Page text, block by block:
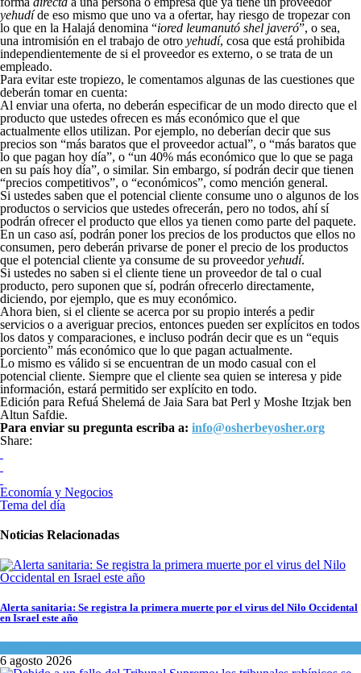
yehudíde eso mismo que uno va a ofertar, hay riesgo de tropezar con
lo que en la Halajá denomina “iored leumanutó shel javeró”, o sea,
una intromisión en el trabajo de otro yehudí, cosa que está prohibida
independientemente de si el proveedor es externo, o se trata de un
empleado.
Para evitar este tropiezo, le comentamos algunas de las cuestiones que
deberán tomar en cuenta:
Al enviar una oferta, no deberán especificar de un modo directo que el
producto que ustedes ofrecen es más económico que el que
actualmente ellos utilizan. Por ejemplo, no deberían decir que sus
precios son “más baratos que el proveedor actual”, o “más baratos que
lo que pagan hoy día”, o “un 40% más económico que lo que se paga
en su país hoy día”, o similar. Sin embargo, sí podrán decir que tienen
“precios competitivos”, o “económicos”, como mención general.
Si ustedes saben que el potencial cliente consume uno o algunos de los
productos o servicios que ustedes ofrecerán, pero no todos, ahí sí
podrán ofrecer el producto que ellos ya tienen como parte del paquete.
En un caso así, podrán poner los precios de los productos que ellos no
consumen, pero deberán privarse de poner el precio de los productos
que el potencial cliente ya consume de su proveedoryehudí.
Si ustedes no saben si el cliente tiene un proveedor de tal o cual
producto, pero suponen que sí, podrán ofrecerlo directamente,
diciendo, por ejemplo, que es muy económico.
Ahora bien, si el cliente se acerca por su propio interés a pedir
servicios o a averiguar precios, entonces pueden ser explícitos en todos
los datos y comparaciones, e incluso podrán decir que es un “equis
porciento” más económico que lo que pagan actualmente.
Lo mismo es válido si se encuentran de un modo casual con el
potencial cliente. Siempre que el cliente sea quien se interesa y pide
información, estará permitido ser explícito en todo.
Edición para Refuá Shelemá de Jaia Sara bat Perl y Moshe Itzjak ben
Altun Safdie.
Para enviar su pregunta escriba a: info@osherbeyosher.org
Share:
Economía y Negocios
Tema del día
Noticias Relacionadas
Alerta sanitaria: Se registra la primera muerte por el virus del Nilo Occidental
en Israel este año
6 agosto 2026